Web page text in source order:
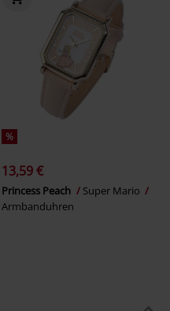
%
13,59 €
Princess Peach
Super Mario
Armbanduhren